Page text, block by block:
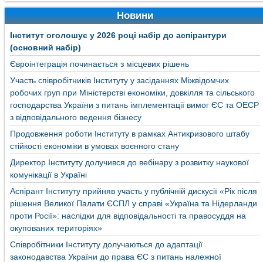
Новини
Інститут оголошує у 2026 році набір до аспірантури
(основний набір)
Євроінтеграція починається з місцевих рішень
Участь співробітників Інституту у засіданнях Міжвідомчих
робочих груп при Міністерстві економіки, довкілля та сільського
господарства України з питань імплементації вимог ЄС та ОЕСР
з відповідального ведення бізнесу
Продовження роботи Інституту в рамках Антикризового штабу
стійкості економіки в умовах воєнного стану
Директор Інституту долучився до вебінару з розвитку наукової
комунікації в Україні
Аспірант Інституту прийняв участь у публічній дискусії «Рік після
рішення Великої Палати ЄСПЛ у справі «Україна та Нідерланди
проти Росії»: наслідки для відповідальності та правосуддя на
окупованих територіях»
Співробітники Інституту долучаються до адаптації
законодавства України до права ЄС з питань належної